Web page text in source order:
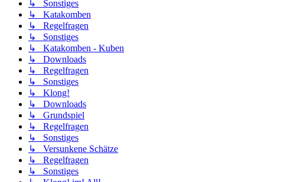
↳ Sonstiges
↳ Katakomben
↳ Regelfragen
↳ Sonstiges
↳ Katakomben - Kuben
↳ Downloads
↳ Regelfragen
↳ Sonstiges
↳ Klong!
↳ Downloads
↳ Grundspiel
↳ Regelfragen
↳ Sonstiges
↳ Versunkene Schätze
↳ Regelfragen
↳ Sonstiges